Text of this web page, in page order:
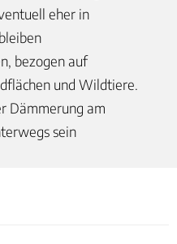
eher in
bezogen auf
und Wildtiere.
Dämmerung am
sein